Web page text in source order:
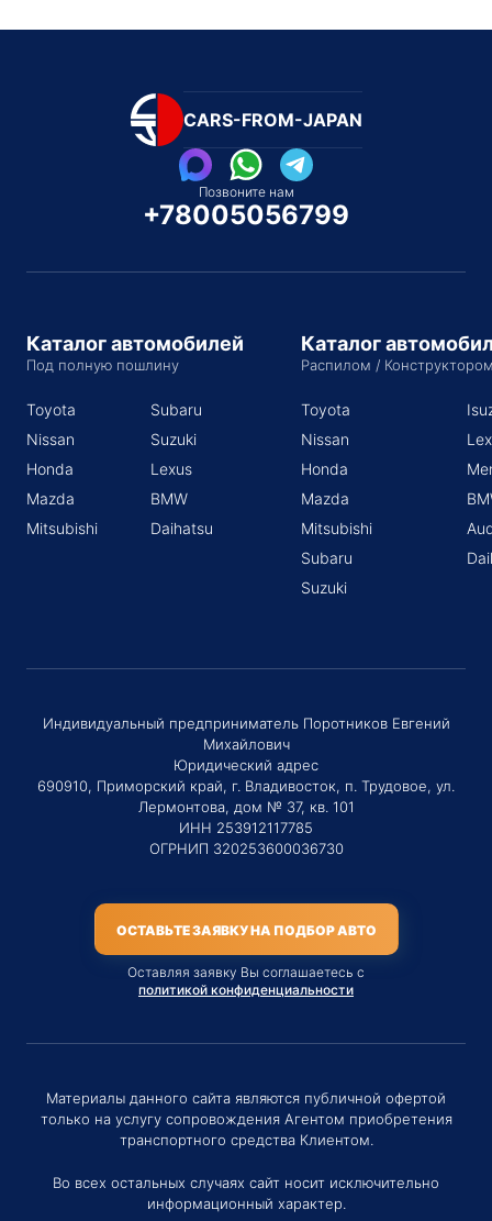
CARS-FROM-JAPAN
Позвоните нам
+78005056799
Каталог автомобилей
Под полную пошлину
Toyota
Nissan
Honda
Mazda
Mitsubishi
Subaru
Suzuki
Lexus
BMW
Daihatsu
Каталог
Распилом /
Toyota
Nissan
Honda
Mazda
Mitsubishi
Subaru
Suzuki
Индивидуальный предприниматель Поротников Евгений
Михайлович
Юридический адрес
690910, Приморский край, г. Владивосток, п. Трудовое, ул.
Лермонтова, дом № 37, кв. 101
ИНН 253912117785
ОГРНИП 320253600036730
ОСТАВЬТЕ ЗАЯВКУ НА ПОДБОР АВТО
Оставляя заявку Вы соглашаетесь с
политикой конфиденциальности
Материалы данного сайта являются публичной офертой
только на услугу сопровождения Агентом приобретения
транспортного средства Клиентом.
Во всех остальных случаях сайт носит исключительно
информационный характер.